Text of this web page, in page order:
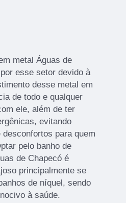
metal Águas de
esse setor devido à
desse metal em
de todo e qualquer
ele, além de ter
evitando
para quem
pelo banho de
de Chapecó é
principalmente se
de níquel, sendo
à saúde.